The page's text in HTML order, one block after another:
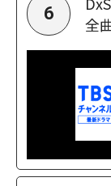
6
全